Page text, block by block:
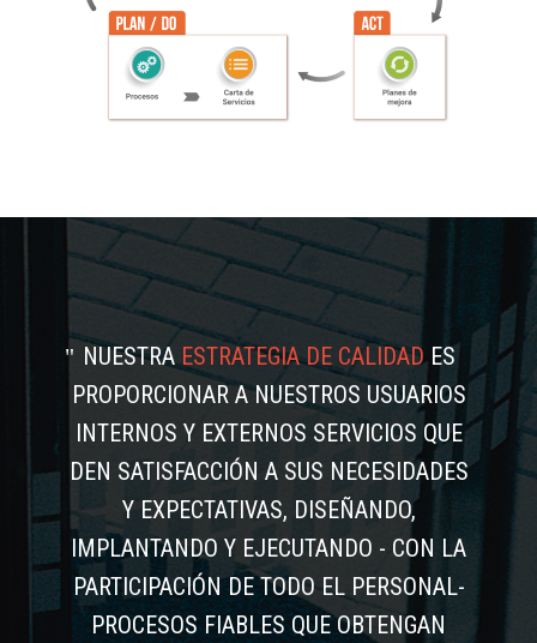
NUESTRAESTRATEGIA DE CALIDADES
PROPORCIONAR A NUESTROS USUARIOS
INTERNOS Y EXTERNOS SERVICIOS QUE
DEN SATISFACCIÓN A SUS NECESIDADES
Y EXPECTATIVAS, DISEÑANDO,
IMPLANTANDO Y EJECUTANDO - CON LA
PARTICIPACIÓN DE TODO EL PERSONAL-
PROCESOS FIABLES QUE OBTENGAN